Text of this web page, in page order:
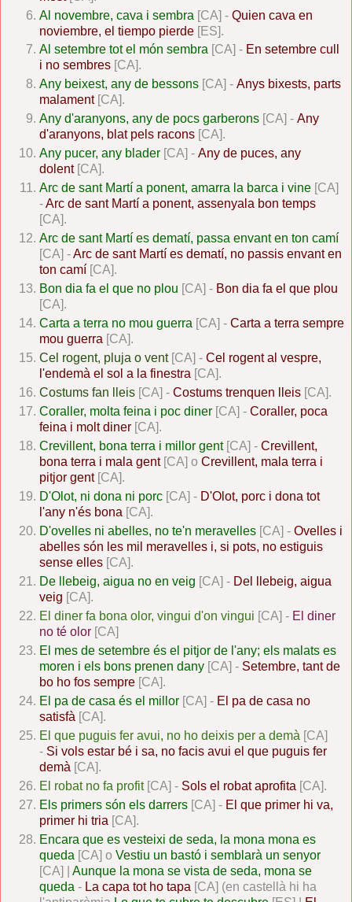
Al novembre, cava i sembra [CA] - Quien cava en
noviembre, el tiempo pierde [ES].
Al setembre tot el món sembra [CA] - En setembre cull
i no sembres [CA].
Any beixest, any de bessons [CA] - Anys bixests, parts
malament[CA].
Any d'aranyons, any de pocs garberons [CA] - Any
d'aranyons, blat pels racons [CA].
Any pucer, any blader [CA] - Any de puces, any
dolent[CA].
Arc de sant Martí a ponent, amarra la barca i vine [CA]
-Arc de sant Martí a ponent, assenyala bon temps
[CA].
Arc de sant Martí es dematí, passa envant en ton camí
[CA] -Arc de sant Martí es dematí, no passis envant en
ton camí [CA].
Bon dia fa el que no plou [CA] - Bon dia fa el que plou
[CA].
Carta a terra no mou guerra [CA] - Carta a terra sempre
mou guerra [CA].
Cel rogent, pluja o vent[CA] - Cel rogent al vespre,
l'endemà el sol a la finestra [CA].
Costums fan lleis [CA] - Costums trenquen lleis [CA].
Coraller, molta feina i poc diner [CA] - Coraller, poca
feina i molt diner [CA].
Crevillent, bona terra i millor gent[CA] - Crevillent,
bona terra i mala gent[CA] o Crevillent, mala terra i
pitjor gent[CA].
D'Olot, ni dona ni porc [CA] - D'Olot, porc i dona tot
l'any n'és bona [CA].
D'ovelles ni abelles, no te'n meravelles [CA] - Ovelles i
abelles són les mil meravelles i, si pots, no estiguis
sense elles [CA].
De llebeig, aigua no en veig [CA] - Del llebeig, aigua
veig [CA].
El diner fa bona olor, vingui d'on vingui [CA] - El diner
no té olor [CA]
El mes de setembre és el pitjor de l'any; els malats es
moren i els bons prenen dany [CA] - Setembre, tant de
bo ho fos sempre [CA].
El pa de casa és el millor [CA] - El pa de casa no
satisfà [CA].
El que puguis fer avui, no ho deixis per a demà [CA]
- Si vols estar bé i sa, no facis avui el que puguis fer
demà [CA].
El robat no fa profit[CA] - Sols el robat aprofita [CA].
Els primers són els darrers [CA] - El que primer hi va,
primer hi tria [CA].
Encara que es vesteixi de seda, la mona mona es
queda [CA] o Vestiu un bastó i semblarà un senyor
[CA] | Aunque la mona se vista de seda, mona se
queda - La capa tot ho tapa [CA] (en castellà hi ha